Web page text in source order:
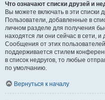
Что означают списки друзей и
Вы можете включать в эти списки
Пользователи, добавленные в
личном разделе для получения
находятся ли они сейчас в сети,
Сообщения от этих
поддерживается стилем
в список недругов, то любые
по умолчанию.
Вернуться к началу